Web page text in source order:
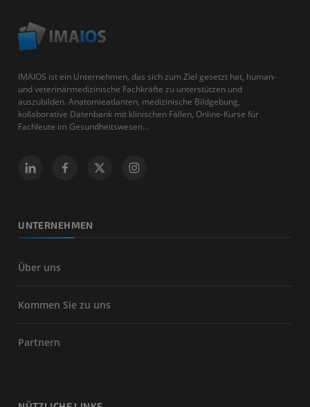
IMAIOS ist ein Unternehmen, das sich zum Ziel gesetzt hat, human-
und veterinärmedizinische Fachkräfte zu unterstützen und
auszubilden. Anatomieatlanten, medizinische Bildgebung,
kollaborative Datenbank mit klinischen Fällen, Online-Kurse für
Fachleute im Gesundheitswesen...
UNTERNEHMEN
Über uns
Kommen Sie zu uns
Partnern